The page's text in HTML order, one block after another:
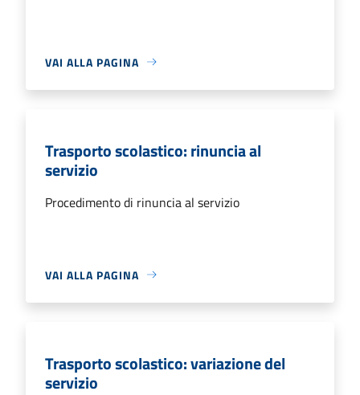
VAI ALLA PAGINA
Trasporto scolastico: rinuncia al
servizio
Procedimento di rinuncia al servizio
VAI ALLA PAGINA
Trasporto scolastico: variazione del
servizio